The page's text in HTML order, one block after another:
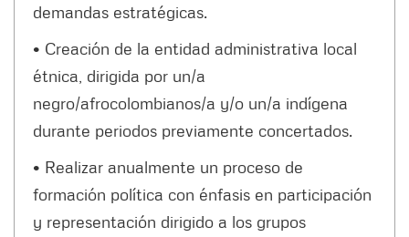
demandas estratégicas.
• Creación de la entidad administrativa local
étnica, dirigida por un/a
negro/afrocolombianos/a y/o un/a indígena
durante periodos previamente concertados.
• Realizar anualmente un proceso de
formación política con énfasis en participación
y representación dirigido a los grupos